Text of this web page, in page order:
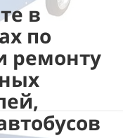
в
по
ремонту